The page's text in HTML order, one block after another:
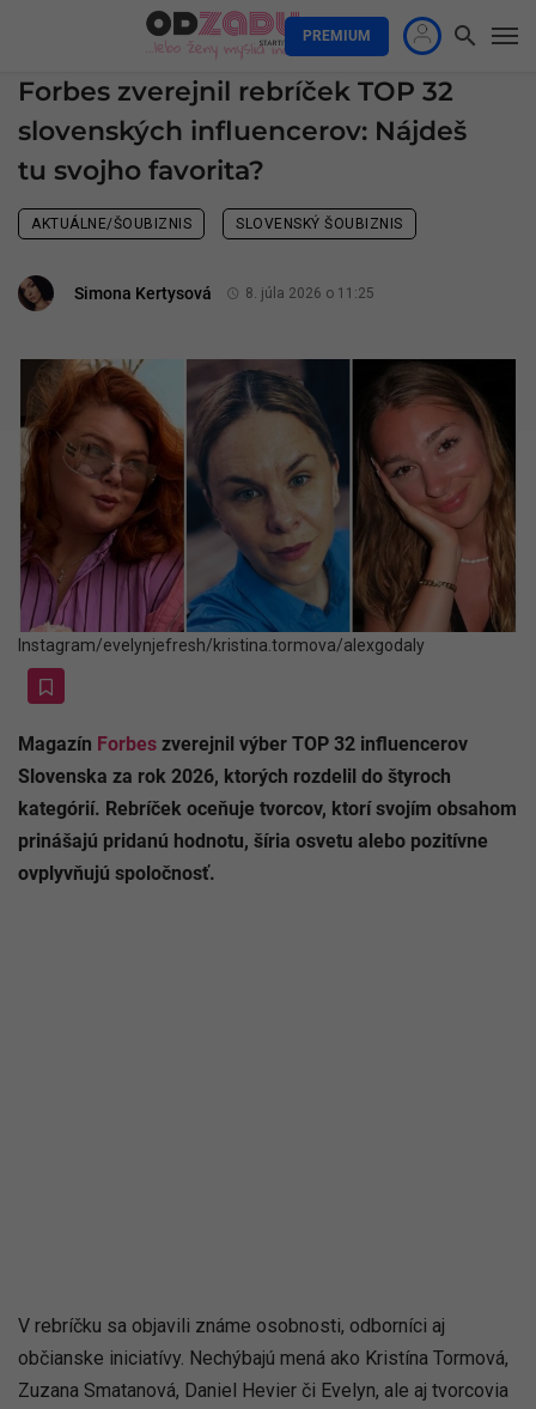
PREMIUM
Forbes zverejnil rebríček TOP 32
slovenských influencerov: Nájdeš
tu svojho favorita?
AKTUÁLNE/ŠOUBIZNIS SLOVENSKÝ ŠOUBIZNIS
Simona Kertysová 8. júla 2026 o 11:25
Instagram/evelynjefresh/kristina.tormova/alexgodaly
Magazín Forbes zverejnil výber TOP 32 influencerov
Slovenska za rok 2026, ktorých rozdelil do štyroch
kategórií. Rebríček oceňuje tvorcov, ktorí svojím obsahom
prinášajú pridanú hodnotu, šíria osvetu alebo pozitívne
ovplyvňujú spoločnosť.
V rebríčku sa objavili známe osobnosti, odborníci aj
občianske iniciatívy. Nechýbajú mená ako Kristína Tormová,
Zuzana Smatanová, Daniel Hevier či Evelyn, ale aj tvorcovia